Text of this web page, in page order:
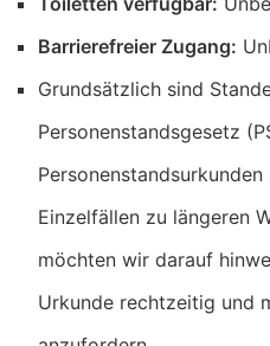
Barrierefreier Zugang:
Grundsätzlich sind
Personenstandsgesetz
Einzelfällen zu längeren
möchten wir darauf
Urkunde rechtzeitig und